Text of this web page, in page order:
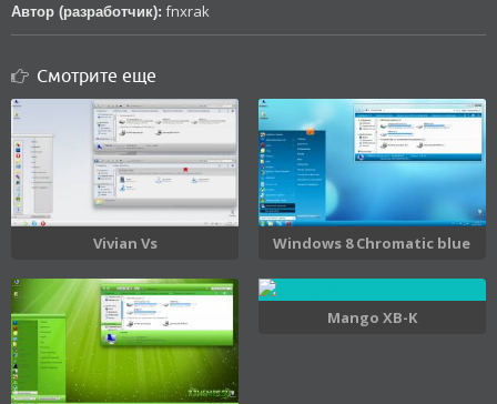
Автор (разработчик): fnxrak
Смотрите еще
Vivian Vs Windows 8 Chromatic blue
Mango XB-K